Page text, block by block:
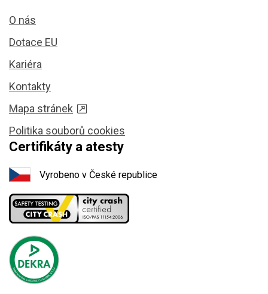
O nás
Dotace EU
Kariéra
Kontakty
Mapa stránek
Politika souborů cookies
Certifikáty a atesty
Vyrobeno v České republice